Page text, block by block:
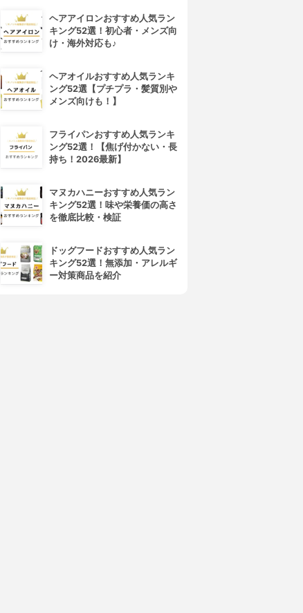
貝印(KAI)
食パン型
3.66 (1)
Coleman(コールマン)
クッキングツール 3Pcs
ヘアアイロンおすすめ人気ラン
キング52選！初心者・メンズ向
け・海外対応も♪
ヘアオイルおすすめ人気ランキ
ング52選【プチプラ・髪質別や
メンズ向けも！】
フライパンおすすめ人気ランキ
ング52選！【焦げ付かない・長
持ち！2026最新】
マヌカハニーおすすめ人気ラン
キング52選！味や栄養価の高さ
を徹底比較・検証
ドッグフードおすすめ人気ラン
キング52選！無添加・アレルギ
ー対策商品を紹介